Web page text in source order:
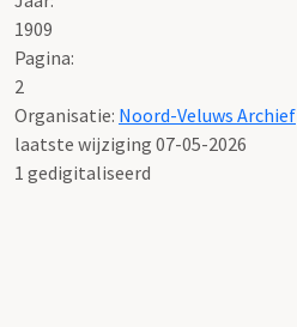
1909
Pagina:
2
Organisatie: Noord-Veluws Archief
laatste wijziging 07-05-2026
1 gedigitaliseerd